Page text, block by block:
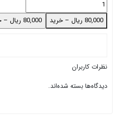
80,000 ریال – خرید
نظرات کاربران
دیدگاه‌ها بسته شده‌اند.